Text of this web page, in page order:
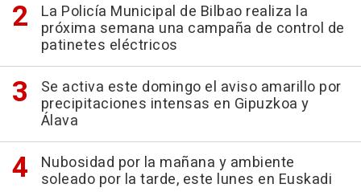
La Policía Municipal de Bilbao realiza la
próxima semana una campaña de control de
patinetes eléctricos
Se activa este domingo el aviso amarillo por
precipitaciones intensas en Gipuzkoa y
Álava
Nubosidad por la mañana y ambiente
soleado por la tarde, este lunes en Euskadi